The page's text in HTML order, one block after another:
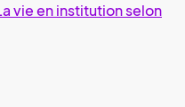
vie en institution selon